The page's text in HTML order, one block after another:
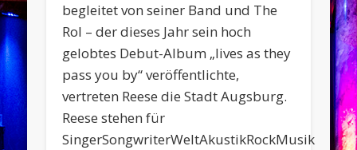
begleitet von seiner Band und The
Rol – der dieses Jahr sein hoch
gelobtes Debut-Album „lives as they
pass you by“ veröffentlichte,
vertreten Reese die Stadt Augsburg.
Reese stehen für
SingerSongwriterWeltAkustikRockMusik